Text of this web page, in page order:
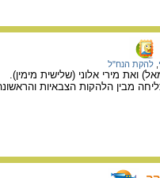
להקת הנח"ל
ואת מירי אלוני (שלישית מימין).
מבין הלהקות הצבאיות